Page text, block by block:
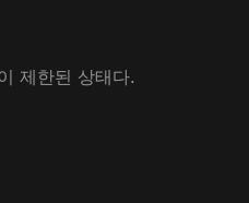
제한된 상태다.